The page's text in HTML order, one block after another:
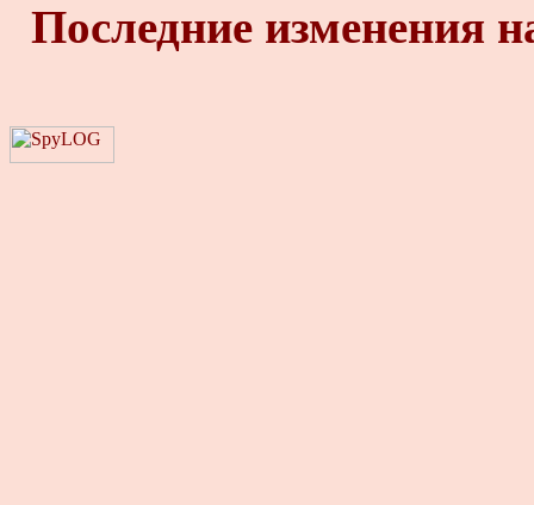
Последние изменения